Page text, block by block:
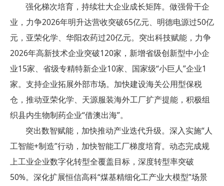
强化梯次培育，持续壮大企业成长矩阵。做强骨干企
业，力争2026年明升达营收突破65亿元、明德电源过50亿
元，亚荣化学、华阳农药过20亿元。突出科技赋能，力争
2026年高新技术企业突破120家，新增省级创新型中小企
业15家、省级专精特新企业10家、国家级“小巨人”企业1
家。支持企业拓展外部市场。加快建设海关公用型保税
仓，推动亚荣化学、天源服装海外工厂扩产提能，积极组
织县内生物制药企业“借澳出海”。
突出数智赋能，加快推动产业迭代升级。深入实施“人
工智能+制造”行动，加快智能工厂梯度培育。动态完成规
上工业企业数字化转型全覆盖目标，深度转型率突破
50%。深化扩展恒信高科“煤基精细化工产业大模型”场景